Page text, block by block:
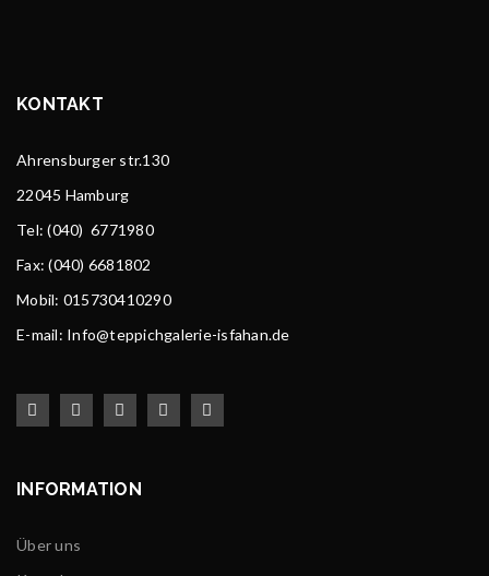
KONTAKT
Ahrensburger str.130
22045 Hamburg
Tel: (040) 6771980
Fax: (040) 6681802
Mobil: 015730410290
E-mail: Info@teppichgalerie-isfahan.de
INFORMATION
Über uns